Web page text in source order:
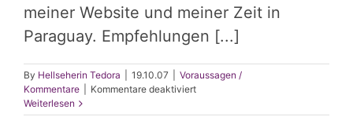
meiner Website und meiner Zeit in
Paraguay. Empfehlungen [...]
By Hellseherin Tedora 19.10.07
Voraussagen /
Kommentare
Kommentare deaktiviertfür
wird
Weiterlesen